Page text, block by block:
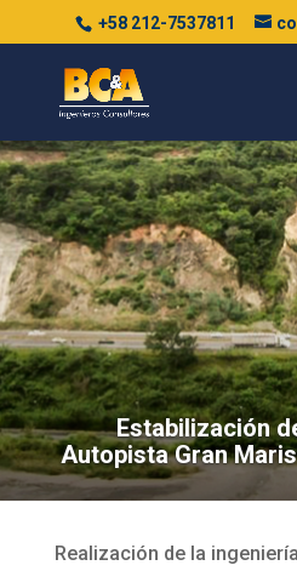
+58 212-7537811
Estabilización
Autopista Gran
Realización de la